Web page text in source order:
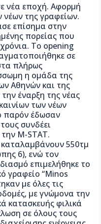
νέα εποχή. Αφορμή
νέων της γραφείων.
επίσημα στην
πορείας που
Το opening
σε
πλήρως
η ομάδα της
Αθηνών και της
έναρξη της νέας
των νέων
παρόν έδωσαν
συνδέει
την Μ-SΤΑΤ.
550τμ
6), ενώ τον
επιμελήθηκε το
γραφείο “Minos
με όλες τις
με γνώμονα την
κατασκευής φιλικά
σε όλους τους